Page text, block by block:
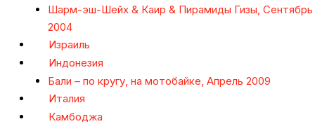
Шарм-эш-Шейх & Каир & Пирамиды Гизы, Сентябрь
2004
Израиль
Индонезия
Бали – по кругу, на мотобайке, Апрель 2009
Италия
Камбоджа